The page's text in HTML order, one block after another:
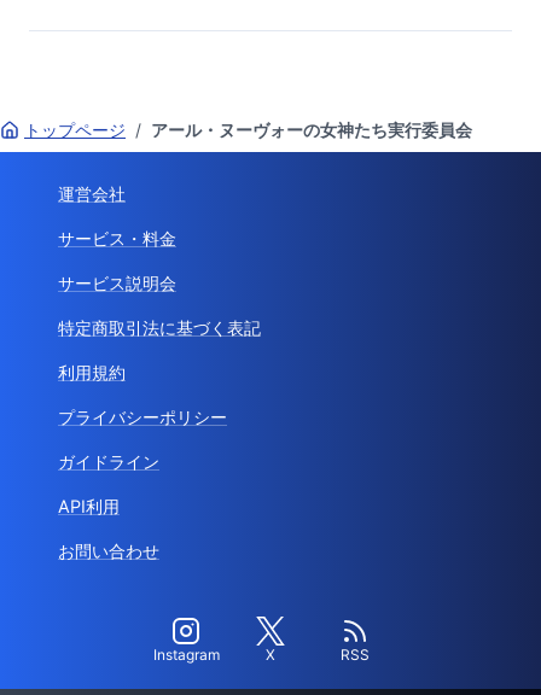
トップページ / アール・ヌーヴォーの女神たち実行委員会
運営会社
サービス・料金
サービス説明会
特定商取引法に基づく表記
利用規約
プライバシーポリシー
ガイドライン
API利用
お問い合わせ
Instagram X RSS